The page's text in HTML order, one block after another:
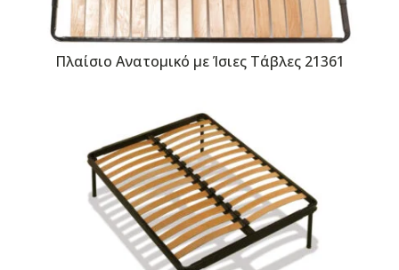
Πλαίσιο Ανατομικό με Ίσιες Τάβλες 21361